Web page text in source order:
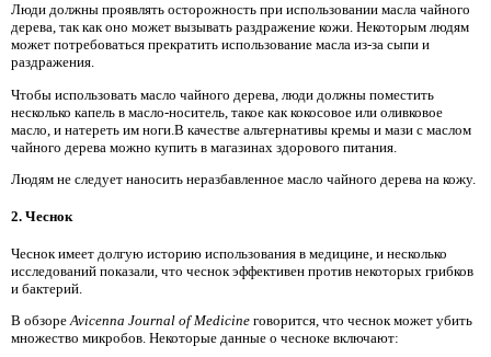
Люди должны проявлять осторожность при использовании масла чайного
дерева, так как оно может вызывать раздражение кожи. Некоторым людям
может потребоваться прекратить использование масла из-за сыпи и
раздражения.
Чтобы использовать масло чайного дерева, люди должны поместить
несколько капель в масло-носитель, такое как кокосовое или оливковое
масло, и натереть им ноги.В качестве альтернативы кремы и мази с маслом
чайного дерева можно купить в магазинах здорового питания.
Людям не следует наносить неразбавленное масло чайного дерева на кожу.
2. Чеснок
Чеснок имеет долгую историю использования в медицине, и несколько
исследований показали, что чеснок эффективен против некоторых грибков
и бактерий.
В обзоре Avicenna Journal of Medicine говорится, что чеснок может убить
множество микробов. Некоторые данные о чесноке включают: